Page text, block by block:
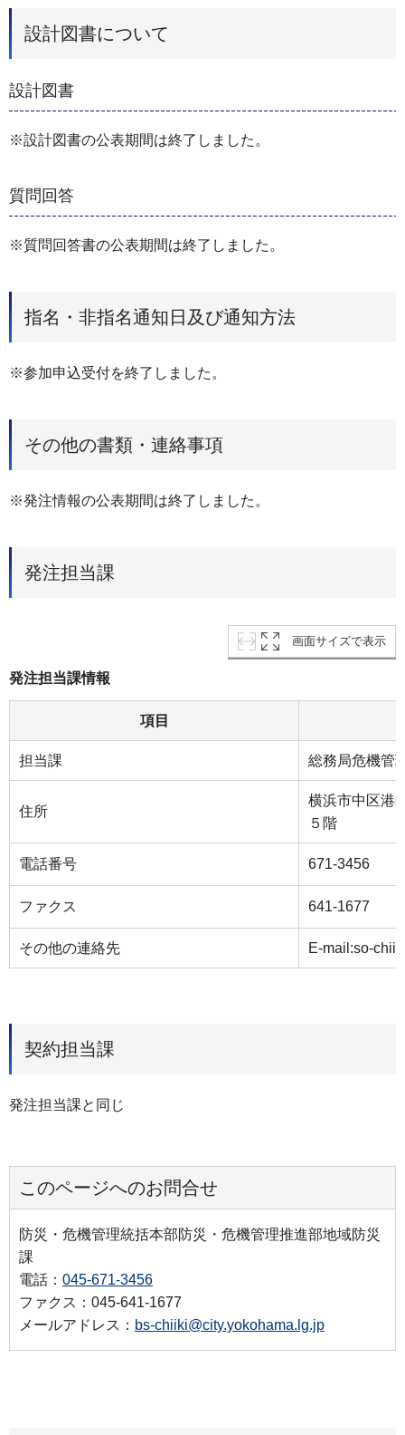
設計図書について
設計図書
※設計図書の公表期間は終了しました。
質問回答
※質問回答書の公表期間は終了しました。
指名・非指名通知日及び通知方法
※参加申込受付を終了しました。
その他の書類・連絡事項
※発注情報の公表期間は終了しました。
発注担当課
画面サイズで表示
発注担当課情報
項目
担当課 総務局危機管
住所
横浜市中区港
５階
電話番号 671-3456
ファクス 641-1677
その他の連絡先 E-mail:so-
契約担当課
発注担当課と同じ
このページへのお問合せ
防災・危機管理統括本部防災・危機管理推進部地域防災
課
電話： 045-671-3456
ファクス：045-641-1677
メールアドレス： bs-chiiki@city.yokohama.lg.jp